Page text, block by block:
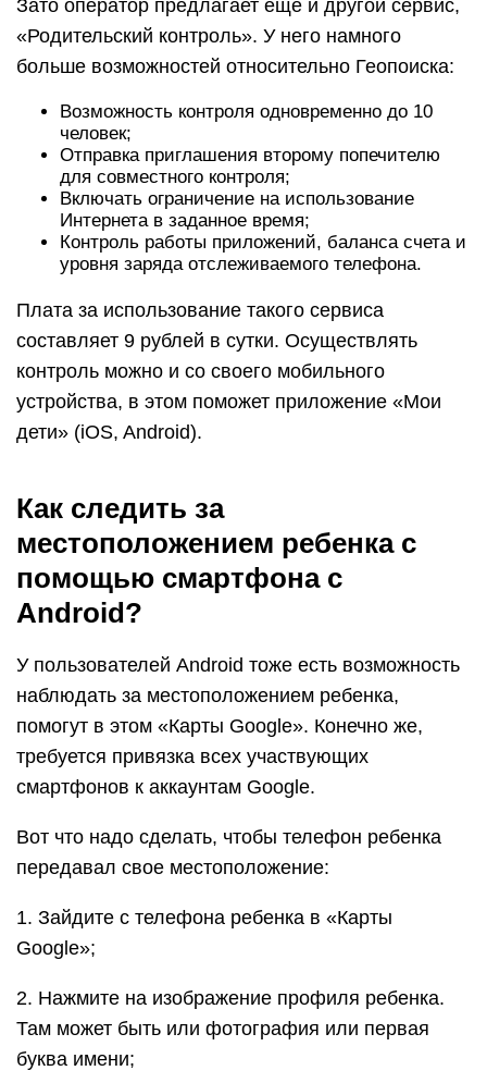
Зато оператор предлагает еще и другой сервис,
«Родительский контроль». У него намного
больше возможностей относительно Геопоиска:
Возможность контроля одновременно до 10
человек;
Отправка приглашения второму попечителю
для совместного контроля;
Включать ограничение на использование
Интернета в заданное время;
Контроль работы приложений, баланса счета и
уровня заряда отслеживаемого телефона.
Плата за использование такого сервиса
составляет 9 рублей в сутки. Осуществлять
контроль можно и со своего мобильного
устройства, в этом поможет приложение «Мои
дети» (iOS, Android).
Как следить за
местоположением ребенка с
помощью смартфона с
Android?
У пользователей Android тоже есть возможность
наблюдать за местоположением ребенка,
помогут в этом «Карты Google». Конечно же,
требуется привязка всех участвующих
смартфонов к аккаунтам Google.
Вот что надо сделать, чтобы телефон ребенка
передавал свое местоположение:
1. Зайдите с телефона ребенка в «Карты
Google»;
2. Нажмите на изображение профиля ребенка.
Там может быть или фотография или первая
буква имени;